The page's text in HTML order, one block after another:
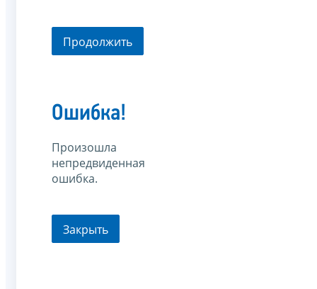
Продолжить
Ошибка!
Произошла
непредвиденная
ошибка.
Закрыть